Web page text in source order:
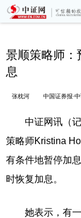
景顺策略师：
息
张枕河 中国证券报·中
中证网讯（记
策略师Kristina
有条件地暂停加
时恢复加息。
她表示，有一